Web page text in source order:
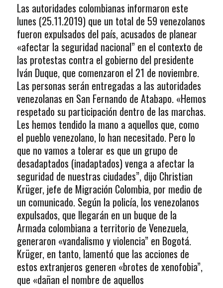
Las autoridades colombianas informaron este
lunes (25.11.2019) que un total de 59 venezolanos
fueron expulsados del país, acusados de planear
«afectar la seguridad nacional” en el contexto de
las protestas contra el gobierno del presidente
Iván Duque, que comenzaron el 21 de noviembre.
Las personas serán entregadas a las autoridades
venezolanas en San Fernando de Atabapo. «Hemos
respetado su participación dentro de las marchas.
Les hemos tendido la mano a aquellos que, como
el pueblo venezolano, lo han necesitado. Pero lo
que no vamos a tolerar es que un grupo de
desadaptados (inadaptados) venga a afectar la
seguridad de nuestras ciudades”, dijo Christian
Krüger, jefe de Migración Colombia, por medio de
un comunicado. Según la policía, los venezolanos
expulsados, que llegarán en un buque de la
Armada colombiana a territorio de Venezuela,
generaron «vandalismo y violencia” en Bogotá.
Krüger, en tanto, lamentó que las acciones de
estos extranjeros generen «brotes de xenofobia”,
que «dañan el nombre de aquellos